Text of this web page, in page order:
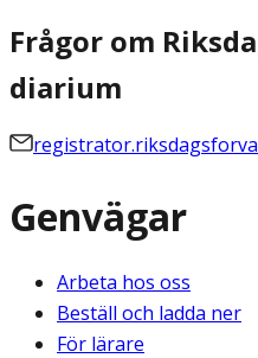
Frågor om
diarium
Genvägar
Arbeta hos oss
Beställ och ladda ner
För lärare